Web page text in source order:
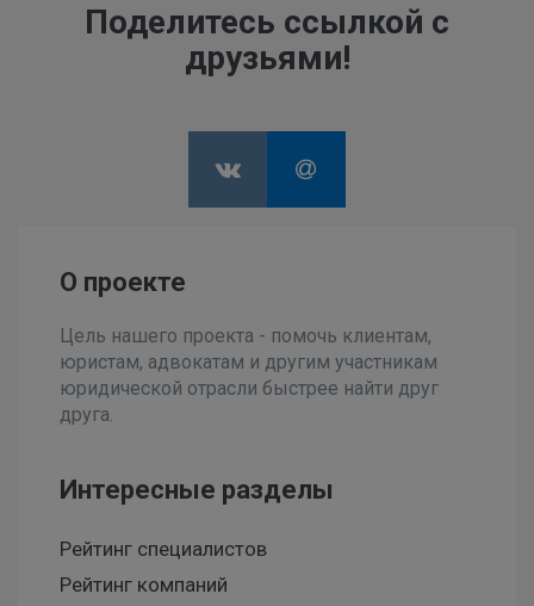
Поделитесь ссылкой с
друзьями!
О проекте
Цель нашего проекта - помочь клиентам,
юристам, адвокатам и другим участникам
юридической отрасли быстрее найти друг
друга.
Интересные разделы
Рейтинг специалистов
Рейтинг компаний